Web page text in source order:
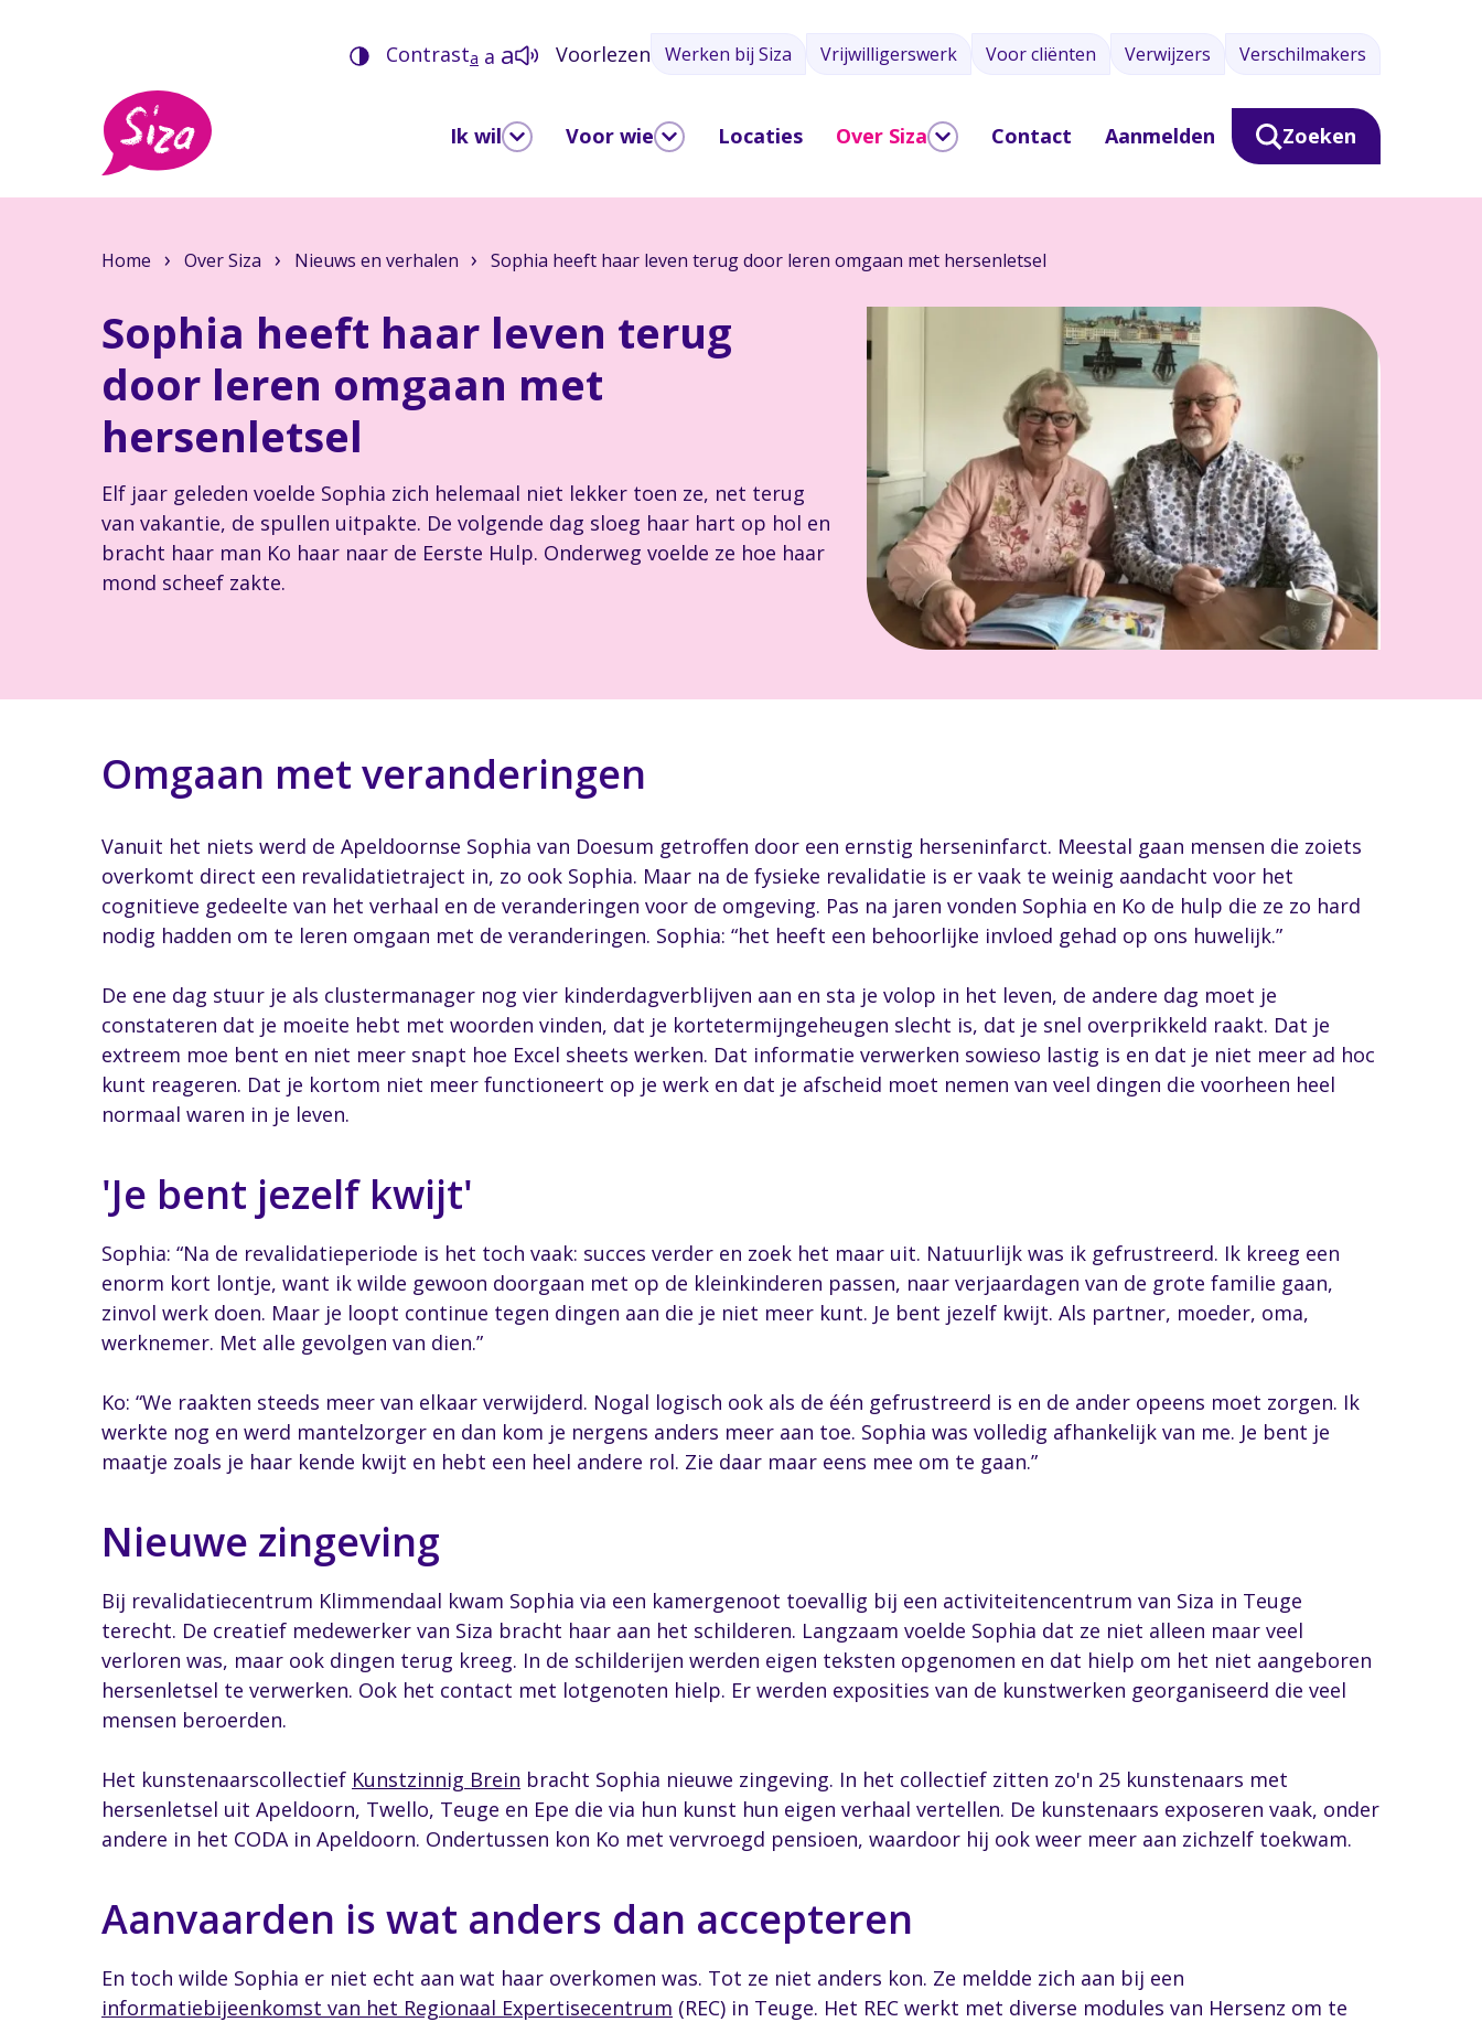
Contrasta a a Voorlezen Werken bij Siza Vrijwilligerswerk Voor cliënten Verwijzers Verschilmakers
Ik wil Voor wie Locaties Over Siza Contact Aanmelden Zoeken
Home Over Siza Nieuws en verhalen Sophia heeft haar leven terug door leren omgaan met hersenletsel
Sophia heeft haar leven terug
door leren omgaan met
hersenletsel
Elf jaar geleden voelde Sophia zich helemaal niet lekker toen ze, net terug
van vakantie, de spullen uitpakte. De volgende dag sloeg haar hart op hol en
bracht haar man Ko haar naar de Eerste Hulp. Onderweg voelde ze hoe haar
mond scheef zakte.
Omgaan met veranderingen
Vanuit het niets werd de Apeldoornse Sophia van Doesum getroffen door een ernstig herseninfarct. Meestal gaan mensen die zoiets
overkomt direct een revalidatietraject in, zo ook Sophia. Maar na de fysieke revalidatie is er vaak te weinig aandacht voor het
cognitieve gedeelte van het verhaal en de veranderingen voor de omgeving. Pas na jaren vonden Sophia en Ko de hulp die ze zo hard
nodig hadden om te leren omgaan met de veranderingen. Sophia: “het heeft een behoorlijke invloed gehad op ons huwelijk.”
De ene dag stuur je als clustermanager nog vier kinderdagverblijven aan en sta je volop in het leven, de andere dag moet je
constateren dat je moeite hebt met woorden vinden, dat je kortetermijngeheugen slecht is, dat je snel overprikkeld raakt. Dat je
extreem moe bent en niet meer snapt hoe Excel sheets werken. Dat informatie verwerken sowieso lastig is en dat je niet meer ad hoc
kunt reageren. Dat je kortom niet meer functioneert op je werk en dat je afscheid moet nemen van veel dingen die voorheen heel
normaal waren in je leven.
'Je bent jezelf kwijt'
Sophia: “Na de revalidatieperiode is het toch vaak: succes verder en zoek het maar uit. Natuurlijk was ik gefrustreerd. Ik kreeg een
enorm kort lontje, want ik wilde gewoon doorgaan met op de kleinkinderen passen, naar verjaardagen van de grote familie gaan,
zinvol werk doen. Maar je loopt continue tegen dingen aan die je niet meer kunt. Je bent jezelf kwijt. Als partner, moeder, oma,
werknemer. Met alle gevolgen van dien.”
Ko: “We raakten steeds meer van elkaar verwijderd. Nogal logisch ook als de één gefrustreerd is en de ander opeens moet zorgen. Ik
werkte nog en werd mantelzorger en dan kom je nergens anders meer aan toe. Sophia was volledig afhankelijk van me. Je bent je
maatje zoals je haar kende kwijt en hebt een heel andere rol. Zie daar maar eens mee om te gaan.”
Nieuwe zingeving
Bij revalidatiecentrum Klimmendaal kwam Sophia via een kamergenoot toevallig bij een activiteitencentrum van Siza in Teuge
terecht. De creatief medewerker van Siza bracht haar aan het schilderen. Langzaam voelde Sophia dat ze niet alleen maar veel
verloren was, maar ook dingen terug kreeg. In de schilderijen werden eigen teksten opgenomen en dat hielp om het niet aangeboren
hersenletsel te verwerken. Ook het contact met lotgenoten hielp. Er werden exposities van de kunstwerken georganiseerd die veel
mensen beroerden.
Het kunstenaarscollectief Kunstzinnig Brein bracht Sophia nieuwe zingeving. In het collectief zitten zo'n 25 kunstenaars met
hersenletsel uit Apeldoorn, Twello, Teuge en Epe die via hun kunst hun eigen verhaal vertellen. De kunstenaars exposeren vaak, onder
andere in het CODA in Apeldoorn. Ondertussen kon Ko met vervroegd pensioen, waardoor hij ook weer meer aan zichzelf toekwam.
Aanvaarden is wat anders dan accepteren
En toch wilde Sophia er niet echt aan wat haar overkomen was. Tot ze niet anders kon. Ze meldde zich aan bij een
informatiebijeenkomst van het Regionaal Expertisecentrum (REC) in Teuge. Het REC werkt met diverse modules van Hersenz om te